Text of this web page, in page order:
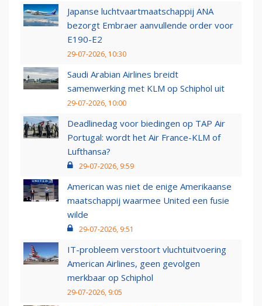
Japanse luchtvaartmaatschappij ANA
bezorgt Embraer aanvullende order voor
E190-E2
29-07-2026, 10:30
Saudi Arabian Airlines breidt
samenwerking met KLM op Schiphol uit
29-07-2026, 10:00
Deadlinedag voor biedingen op TAP Air
Portugal: wordt het Air France-KLM of
Lufthansa?
29-07-2026, 9:59
American was niet de enige Amerikaanse
maatschappij waarmee United een fusie
wilde
29-07-2026, 9:51
IT-probleem verstoort vluchtuitvoering
American Airlines, geen gevolgen
merkbaar op Schiphol
29-07-2026, 9:05